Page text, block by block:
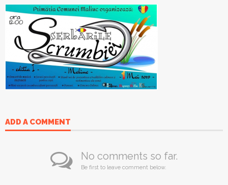
ADD A COMMENT
No comments so far.
Be first to leave comment below.